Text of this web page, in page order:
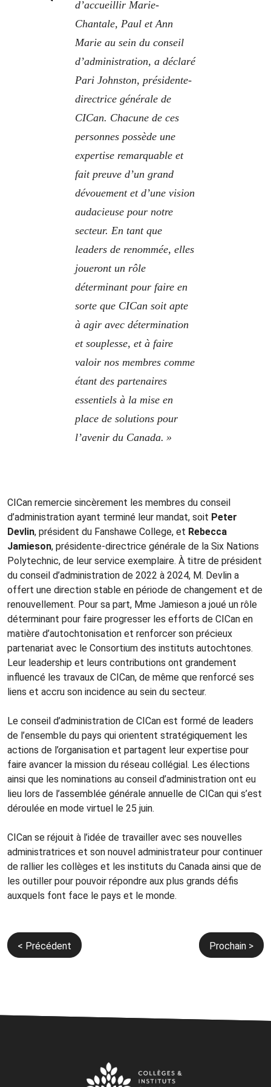
d’accueillir Marie-
Chantale, Paul et Ann
Marie au sein du conseil
d’administration, a déclaré
Pari Johnston, présidente-
directrice générale de
CICan. Chacune de ces
personnes possède une
expertise remarquable et
fait preuve d’un grand
dévouement et d’une vision
audacieuse pour notre
secteur. En tant que
leaders de renommée, elles
joueront un rôle
déterminant pour faire en
sorte que CICan soit apte
à agir avec détermination
et souplesse, et à faire
valoir nos membres comme
étant des partenaires
essentiels à la mise en
place de solutions pour
l’avenir du Canada. »
CICan remercie sincèrement les membres du conseil
d’administration ayant terminé leur mandat, soit Peter
Devlin, président du Fanshawe College, et Rebecca
Jamieson, présidente-directrice générale de la Six Nations
Polytechnic, de leur service exemplaire. À titre de président
du conseil d’administration de 2022 à 2024, M. Devlin a
offert une direction stable en période de changement et de
renouvellement. Pour sa part, Mme Jamieson a joué un rôle
déterminant pour faire progresser les efforts de CICan en
matière d’autochtonisation et renforcer son précieux
partenariat avec le Consortium des instituts autochtones.
Leur leadership et leurs contributions ont grandement
influencé les travaux de CICan, de même que renforcé ses
liens et accru son incidence au sein du secteur.
Le conseil d’administration de CICan est formé de leaders
de l’ensemble du pays qui orientent stratégiquement les
actions de l’organisation et partagent leur expertise pour
faire avancer la mission du réseau collégial. Les élections
ainsi que les nominations au conseil d’administration ont eu
lieu lors de l’assemblée générale annuelle de CICan qui s’est
déroulée en mode virtuel le 25 juin.
CICan se réjouit à l’idée de travailler avec ses nouvelles
administratrices et son nouvel administrateur pour continuer
de rallier les collèges et les instituts du Canada ainsi que de
les outiller pour pouvoir répondre aux plus grands défis
auxquels font face le pays et le monde.
Navigation
< Précédent Prochain >